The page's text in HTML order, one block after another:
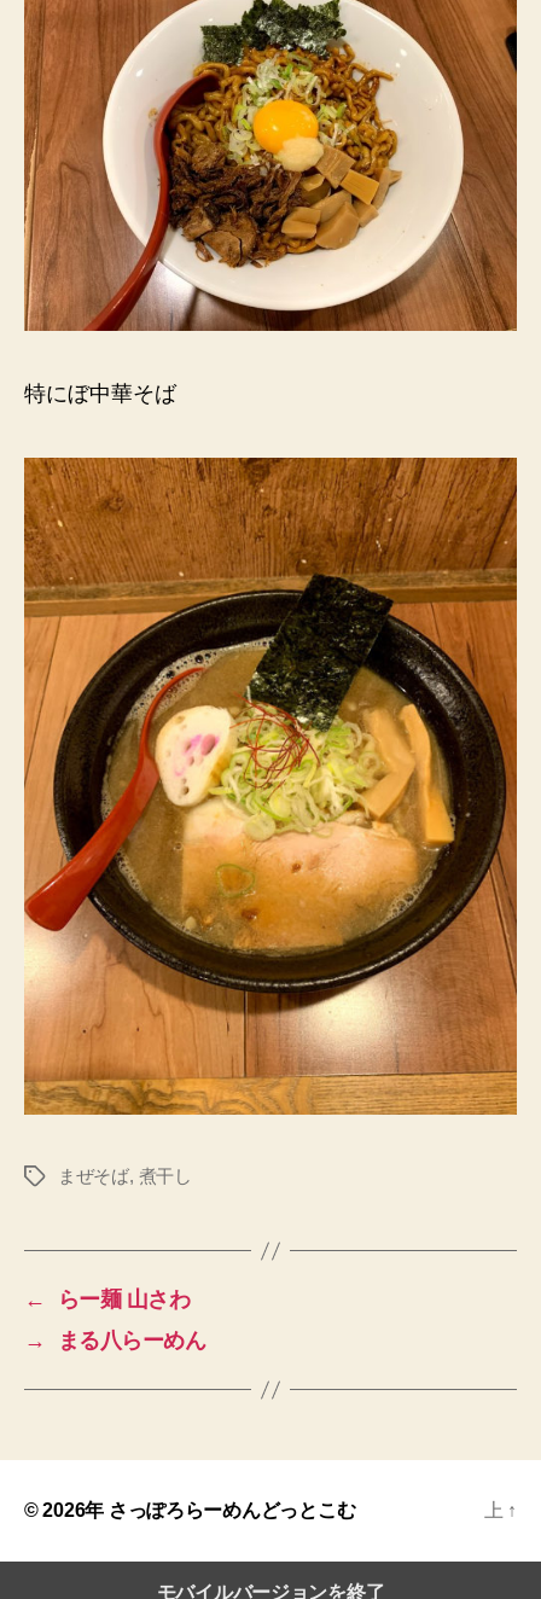
特にぼ中華そば
タ
まぜそば, 煮干し
←
らー麺 山さわ
→
まる八らーめん
© 2026年 さっぽろらーめんどっとこむ 上 ↑
モバイルバージョンを終了